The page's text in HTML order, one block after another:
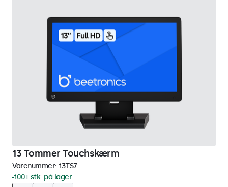
13 Tommer Touchskærm
Varenummer: 13TS7
100+ stk. på lager